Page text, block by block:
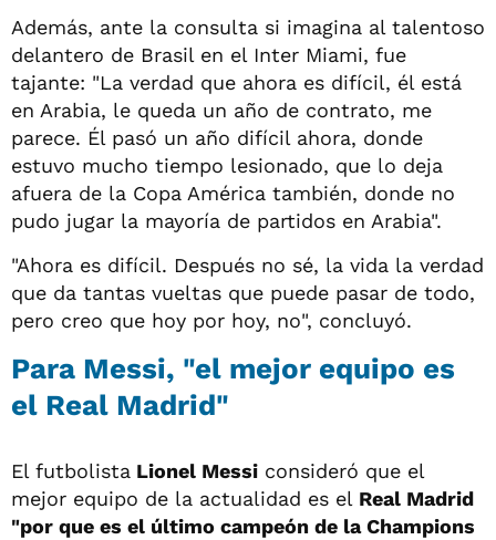
Además, ante la consulta si imagina al talentoso
delantero de Brasil en el Inter Miami, fue
tajante: "La verdad que ahora es difícil, él está
en Arabia, le queda un año de contrato, me
parece. Él pasó un año difícil ahora, donde
estuvo mucho tiempo lesionado, que lo deja
afuera de la Copa América también, donde no
pudo jugar la mayoría de partidos en Arabia".
"Ahora es difícil. Después no sé, la vida la verdad
que da tantas vueltas que puede pasar de todo,
pero creo que hoy por hoy, no", concluyó.
Para Messi, "el mejor equipo es
el Real Madrid"
El futbolista Lionel Messi consideró que el
mejor equipo de la actualidad es el Real Madrid
"por que es el último campeón de la Champions